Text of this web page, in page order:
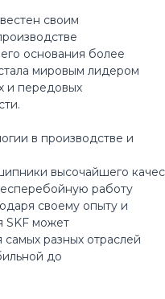
своим
основания более
мировым лидером
и передовых
в производстве и
высочайшего
работу
своему опыту и
SKF может
разных отраслей
до